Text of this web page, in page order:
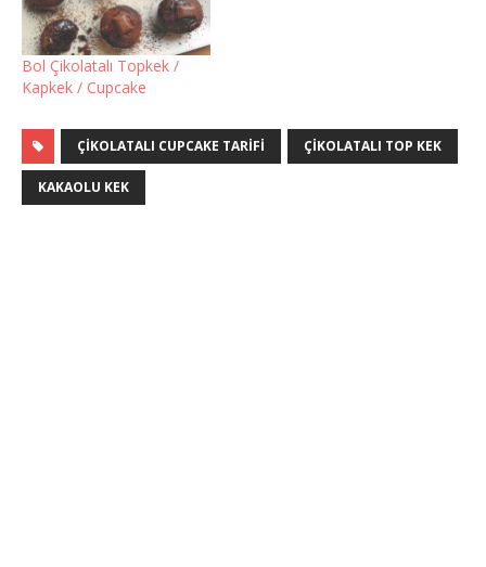
Bol Çikolatalı Topkek /
Kapkek / Cupcake
ÇIKOLATALI CUPCAKE TARIFI ÇIKOLATALI TOP KEK
KAKAOLU KEK